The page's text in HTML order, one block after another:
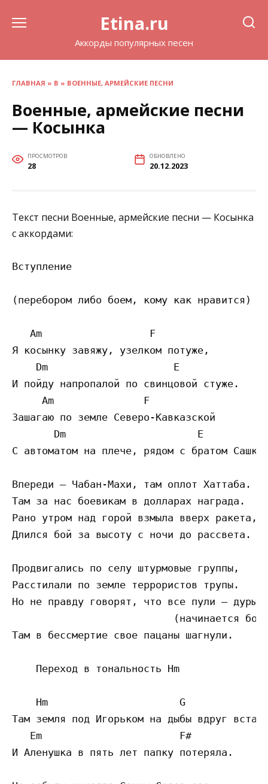
Etina.ru
Аккорды популярных песен
ГЛАВНАЯ » В » ВОЕННЫЕ, АРМЕЙСКИЕ ПЕСНИ
Военные, армейские песни
— Косынка
ПРОСМОТРОВ
28
ОБНОВЛЕНО
20.12.2023
Текст песни Военные, армейские песни — Косынка
с аккордами:
Вступление
(перебором либо боем, кому как нравится)
   Am                  F
Я косынку завяжу, узелком потуже,
    Dm                     E
И пойду напропалой по свинцовой стуже.
     Am               F
Зашагаю по земле Северо-Кавказской
       Dm                      E
С автоматом на плече, рядом с братом
Впереди — Чабан-Махи, там оплот Хаттаба.
Там за нас боевикам в долларах награда.
Рано утром над горой взмыла вверх ракета,
Длился бой за высоту с ночи до рассвета.
Продвигались по селу штурмовые группы,
Расстилали по земле террористов трупы.
Но не правду говорят, что все пули – дуры.
(начинается
Там в бессмертие свое пацаны шагнули.
    Переход в тональность Hm
    Hm                      G
Там земля под Игорьком на дыбы вдруг
   Em                       F#
И Аленушка в пять лет папку потеряла.